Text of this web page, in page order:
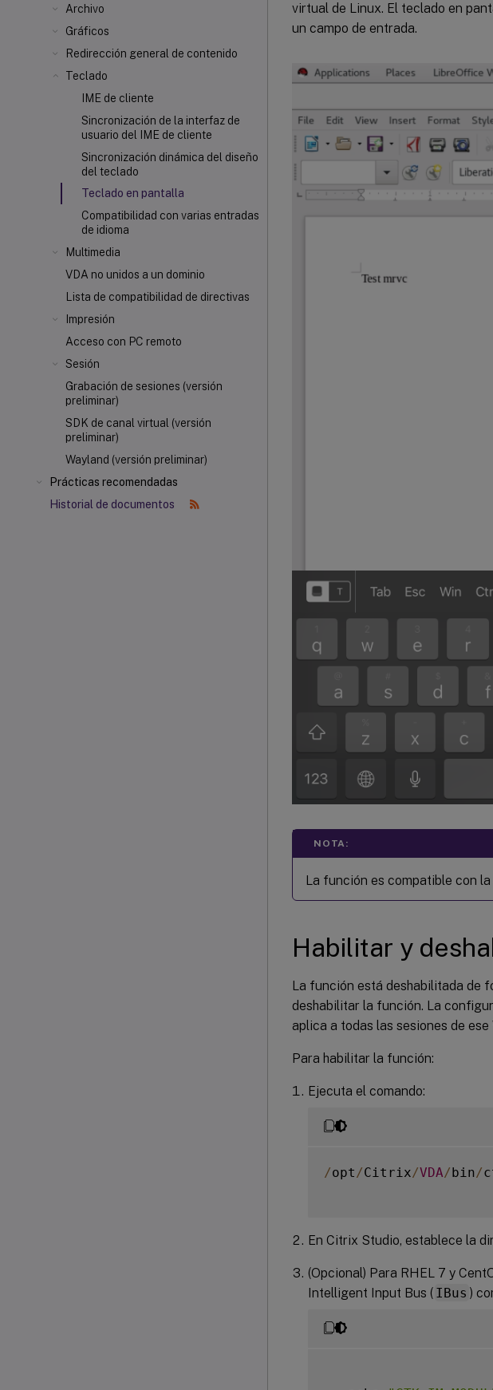
Archivo
Gráficos
Redirección general de contenido
Teclado
IME de cliente
Sincronización de la interfaz de
usuario del IME de cliente
Sincronización dinámica del diseño
del teclado
Teclado en pantalla
Compatibilidad con varias entradas
de idioma
Multimedia
VDA no unidos a un dominio
Lista de compatibilidad de directivas
Impresión
Acceso con PC remoto
Sesión
Grabación de sesiones (versión
preliminar)
SDK de canal virtual (versión
preliminar)
Wayland (versión preliminar)
Prácticas recomendadas
Historial de documentos
virtual de Linux. El teclado en
un campo de entrada.
NOTA:
La función es compatible con
Habilitar y
La función está deshabilitada de
deshabilitar la función. La
aplica a todas las sesiones de ese
Para habilitar la función:
Ejecuta el comando:
/opt/Citrix/VDA/bin/
En Citrix Studio, establece la
(Opcional) Para RHEL 7 y
Intelligent Input Bus ( IBus )